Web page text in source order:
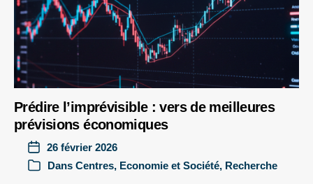
Prédire l’imprévisible : vers de meilleures
prévisions économiques
26 février 2026
Dans Centres, Economie et Société, Recherche